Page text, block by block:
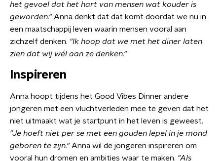
het gevoel dat het hart van mensen wat kouder is
geworden."Anna denkt dat dat komt doordat we nu in
een maatschappij leven waarin mensen vooral aan
zichzelf denken. "Ik hoop dat we met het diner laten
zien dat wij wél aan ze denken."
Inspireren
Anna hoopt tijdens het Good Vibes Dinner andere
jongeren met een vluchtverleden mee te geven dat het
niet uitmaakt wat je startpunt in het leven is geweest.
"Je hoeft niet per se met een gouden lepel in je mond
geboren te zijn." Anna wil de jongeren inspireren om
vooral hun dromen en ambities waar te maken. "Als